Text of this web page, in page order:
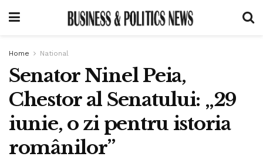
Home National
Senator Ninel Peia,
Chestor al Senatului: „29
iunie, o zi pentru istoria
românilor”